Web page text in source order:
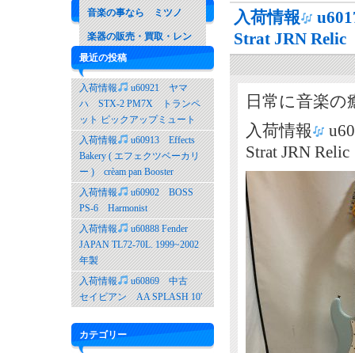
入荷情報
Strat JRN
日常に音楽の
入荷情報
Strat JRN
音楽の事なら ミツノ
楽器の販売・買取・レン
タル 音楽教室
最近の投稿
入荷情報
u60921 ヤマ
ハ STX-2 PM7X トランペ
ット ピックアップミュート
入荷情報
u60913 Effects
Bakery ( エフェクツベーカリ
ー ) crèam pan Booster
入荷情報
u60902 BOSS
PS-6 Harmonist
入荷情報
u60888 Fender
JAPAN TL72-70L. 1999~2002
年製
入荷情報
u60869 中古
セイビアン AA SPLASH 10′
カテゴリー